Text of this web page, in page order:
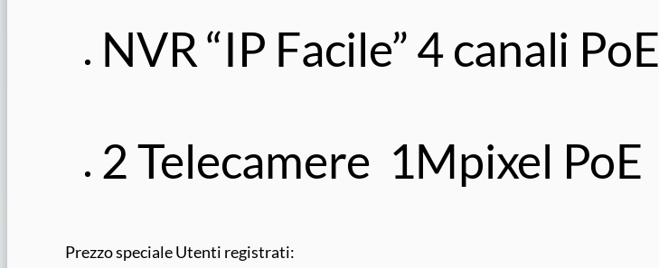
NVR “IP Facile” 4 canali PoE
2 Telecamere 1Mpixel PoE
Prezzo speciale Utenti registrati: